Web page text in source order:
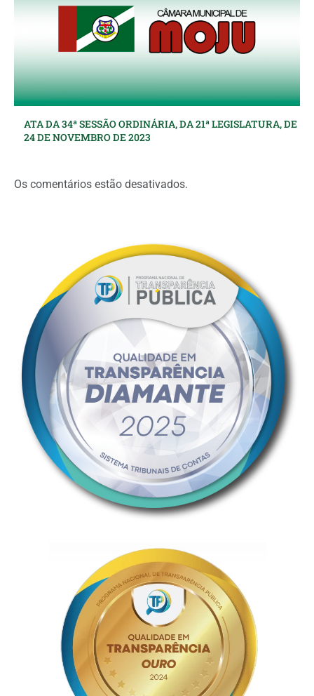
ATA DA 34ª SESSÃO ORDINÁRIA, DA 21ª LEGISLATURA, DE
24 DE NOVEMBRO DE 2023
Os comentários estão desativados.